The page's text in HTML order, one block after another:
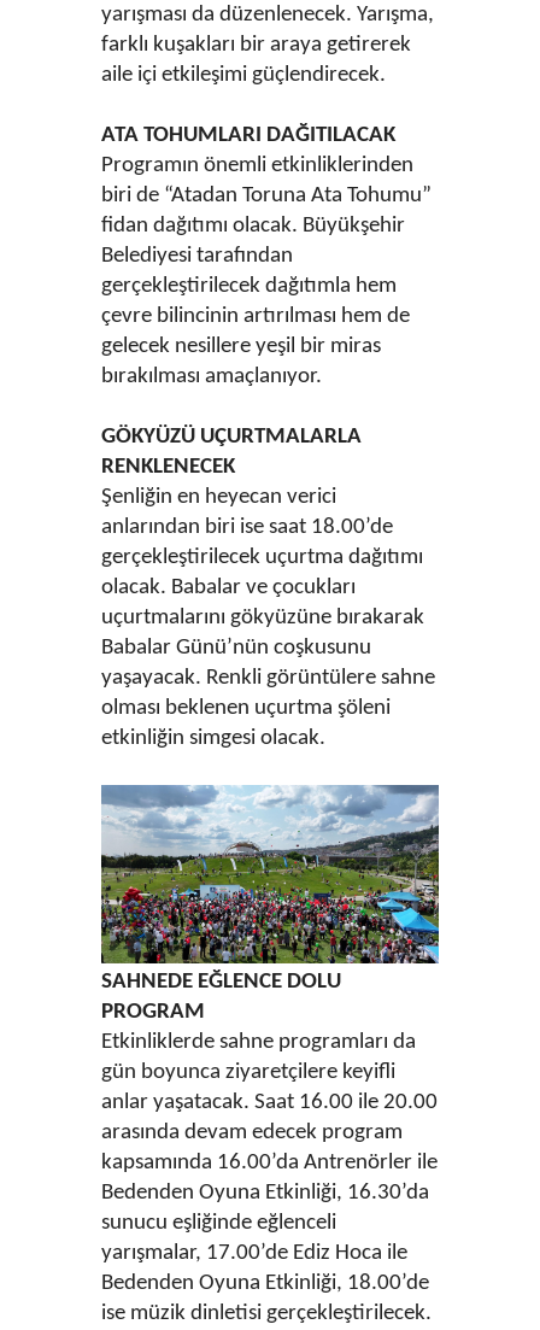
yarışması da düzenlenecek. Yarışma,
farklı kuşakları bir araya getirerek
aile içi etkileşimi güçlendirecek.
ATA TOHUMLARI DAĞITILACAK
Programın önemli etkinliklerinden
biri de “Atadan Toruna Ata Tohumu”
fidan dağıtımı olacak. Büyükşehir
Belediyesi tarafından
gerçekleştirilecek dağıtımla hem
çevre bilincinin artırılması hem de
gelecek nesillere yeşil bir miras
bırakılması amaçlanıyor.
GÖKYÜZÜ UÇURTMALARLA
RENKLENECEK
Şenliğin en heyecan verici
anlarından biri ise saat 18.00’de
gerçekleştirilecek uçurtma dağıtımı
olacak. Babalar ve çocukları
uçurtmalarını gökyüzüne bırakarak
Babalar Günü’nün coşkusunu
yaşayacak. Renkli görüntülere sahne
olması beklenen uçurtma şöleni
etkinliğin simgesi olacak.
SAHNEDE EĞLENCE DOLU
PROGRAM
Etkinliklerde sahne programları da
gün boyunca ziyaretçilere keyifli
anlar yaşatacak. Saat 16.00 ile 20.00
arasında devam edecek program
kapsamında 16.00’da Antrenörler ile
Bedenden Oyuna Etkinliği, 16.30’da
sunucu eşliğinde eğlenceli
yarışmalar, 17.00’de Ediz Hoca ile
Bedenden Oyuna Etkinliği, 18.00’de
ise müzik dinletisi gerçekleştirilecek.